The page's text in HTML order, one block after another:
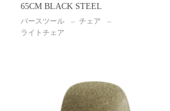
65CM BLACK STEEL
バースツール
チェア
ライトチェア